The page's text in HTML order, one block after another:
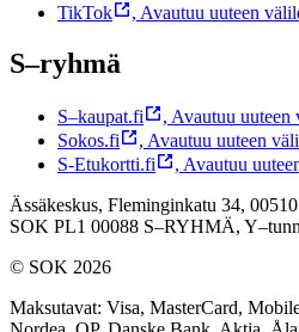
TikTok
, Avautuu uuteen
S–ryhmä
S–kaupat.fi , Avautuu uuteen
Sokos.fi
, Avautuu uuteen
S-Etukortti.fi
, Avautuu
Ässäkeskus, Fleminginkatu 34,
SOK PL1 00088 S–RYHMÄ,
© SOK 2026
Maksutavat: Visa, MasterCard,